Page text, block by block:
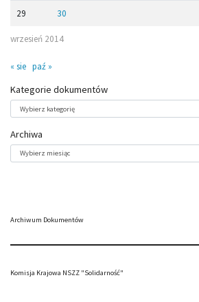
wrzesień 2014
29 30
« sie paź »
Kategorie dokumentów
dokumentów
Archiwa
Archiwa
Archiwum Dokumentów
Komisja Krajowa NSZZ "Solidarność"